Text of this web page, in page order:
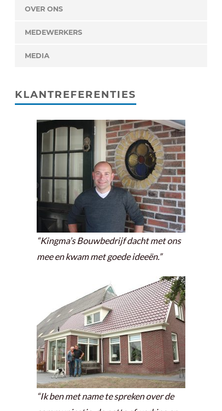
OVER ONS
MEDEWERKERS
MEDIA
KLANTREFERENTIES
“Kingma’s Bouwbedrijf dacht met ons
mee en kwam met goede ideeën.”
“Ik ben met name te spreken over de